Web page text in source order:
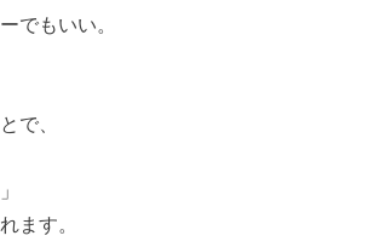
でもいい。
で、
ます。